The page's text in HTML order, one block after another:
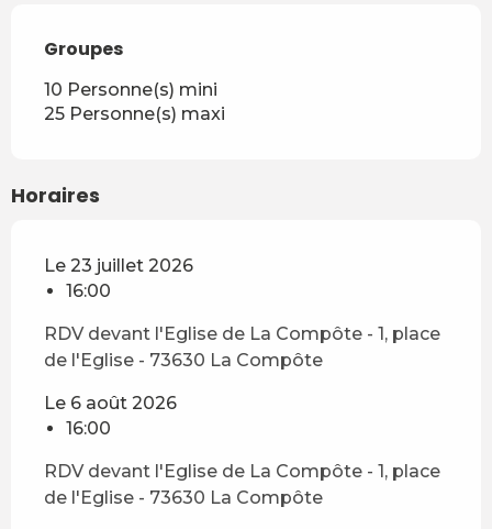
Groupes
Groupes
10 Personne(s) mini
25 Personne(s) maxi
Horaires
Le 23 juillet 2026
16:00
RDV devant l'Eglise de La Compôte - 1, place
de l'Eglise - 73630 La Compôte
Le 6 août 2026
16:00
RDV devant l'Eglise de La Compôte - 1, place
de l'Eglise - 73630 La Compôte